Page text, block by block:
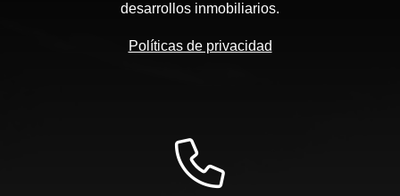
desarrollos inmobiliarios.
Políticas de privacidad